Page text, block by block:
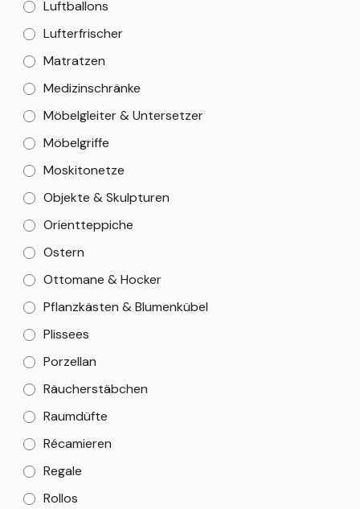
Luftballons
Lufterfrischer
Matratzen
Medizinschränke
Möbelgleiter & Untersetzer
Möbelgriffe
Moskitonetze
Objekte & Skulpturen
Orientteppiche
Ostern
Ottomane & Hocker
Pflanzkästen & Blumenkübel
Plissees
Porzellan
Räucherstäbchen
Raumdüfte
Récamieren
Regale
Rollos